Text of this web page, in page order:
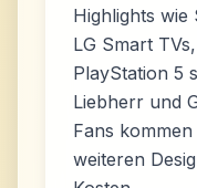
Highlights wie
LG Smart TVs,
PlayStation 5
Liebherr und
Fans
weiteren